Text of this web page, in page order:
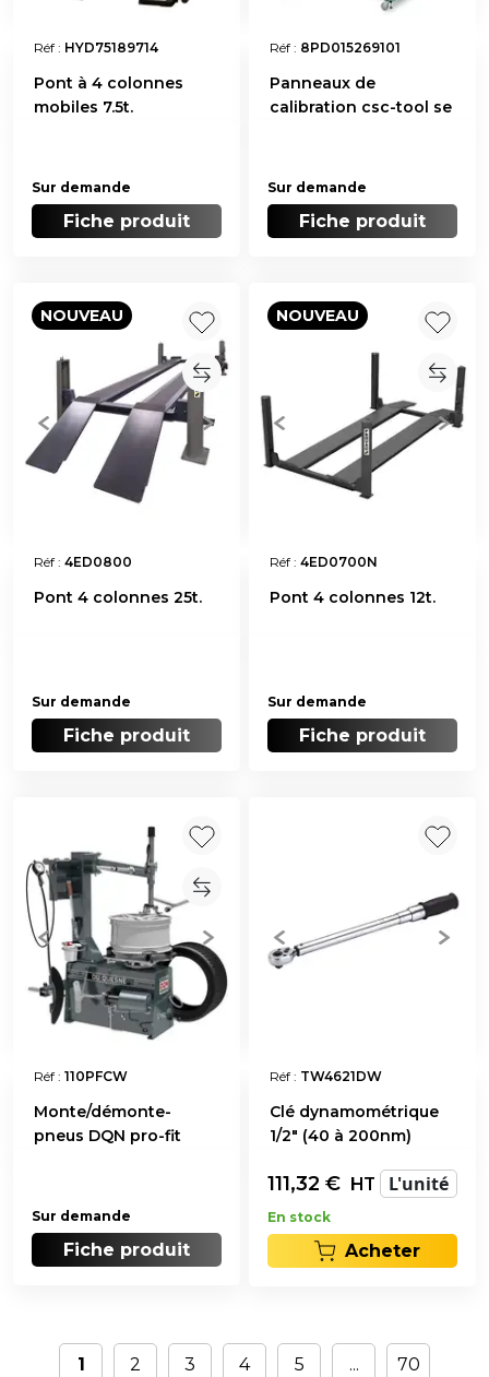
Réf : HYD75189714
Pont à 4 colonnes
mobiles 7.5t.
Sur demande
Fiche produit
Réf : 8PD015269101
Panneaux de
calibration csc-tool se
Sur demande
Fiche produit
NOUVEAU
Réf : 4ED0800
Pont 4 colonnes 25t.
Sur demande
Fiche produit
NOUVEAU
Réf : 4ED0700N
Pont 4 colonnes 12t.
Sur demande
Fiche produit
Réf : 110PFCW
Monte/démonte-
pneus DQN pro-fit
Sur demande
Fiche produit
Réf : TW4621DW
Clé dynamométrique
1/2" (40 à 200nm)
111,32 € HT L'unité
En stock
Acheter
1 2 3 4 5 ... 70